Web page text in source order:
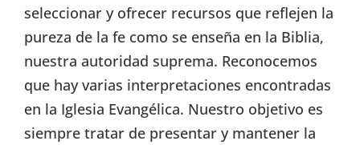
seleccionar y ofrecer recursos que reflejen la
pureza de la fe como se enseña en la Biblia,
nuestra autoridad suprema. Reconocemos
que hay varias interpretaciones encontradas
en la Iglesia Evangélica. Nuestro objetivo es
siempre tratar de presentar y mantener la